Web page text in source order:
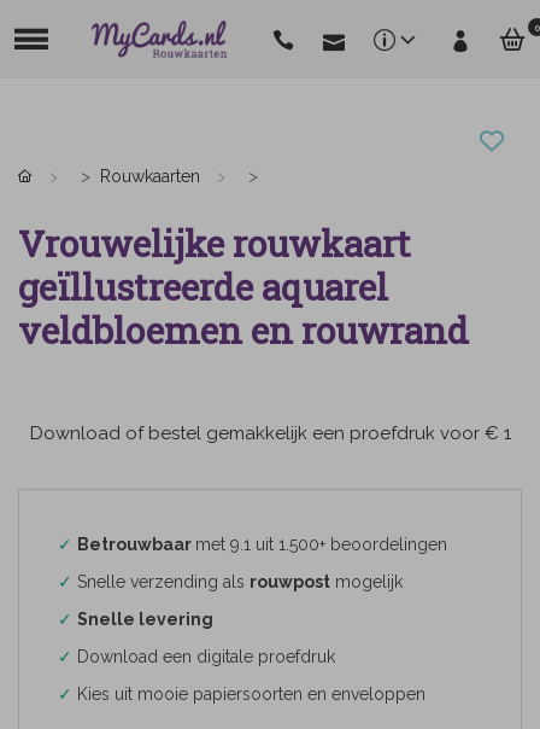
0
Rouwkaarten
Vrouwelijke rouwkaart
geïllustreerde aquarel
veldbloemen en rouwrand
Download of bestel gemakkelijk een proefdruk voor € 1
✓ Betrouwbaar met 9.1 uit 1.500+ beoordelingen
✓ Snelle verzending als rouwpost mogelijk
✓ Snelle levering
✓ Download een digitale proefdruk
✓ Kies uit mooie papiersoorten en enveloppen